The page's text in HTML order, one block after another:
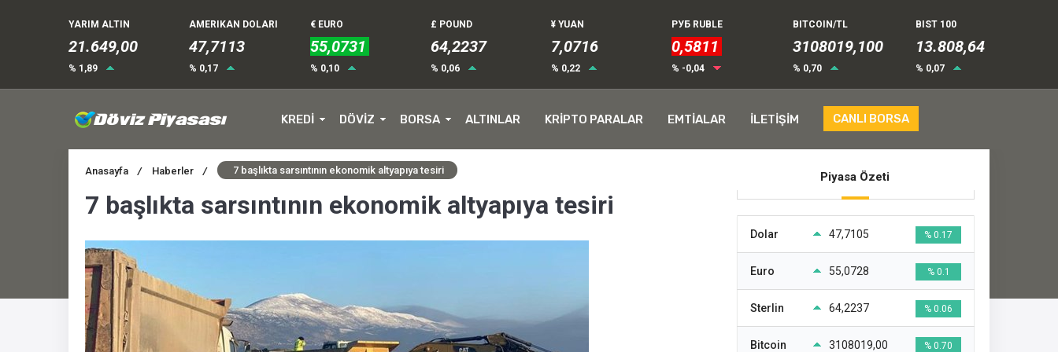
YARIM ALTIN
21.649,00
% 1,89
AMERIKAN DOLARI
47,7113
% 0,17
€ EURO
55,0731
% 0,10
£ POUND
64,2237
% 0,06
¥ YUAN
7,0716
% 0,22
РУБ RUBLE
0,5811
% -0,04
BITCOIN/TL
3108019,100
% 0,70
BIST 100
13.808,64
% 0,07
KREDİ DÖVİZ BORSA ALTINLAR KRİPTO PARALAR EMTİALAR İLETİŞİM CANLI BORSA
Anasayfa / Haberler / 7 başlıkta sarsıntının ekonomik altyapıya tesiri
7 başlıkta sarsıntının ekonomik altyapıya tesiri
Piyasa Özeti
Dolar 47,7105 % 0.17
Euro 55,0728 % 0.1
Sterlin 64,2237 % 0.06
Bitcoin 3108019,00 % 0.70